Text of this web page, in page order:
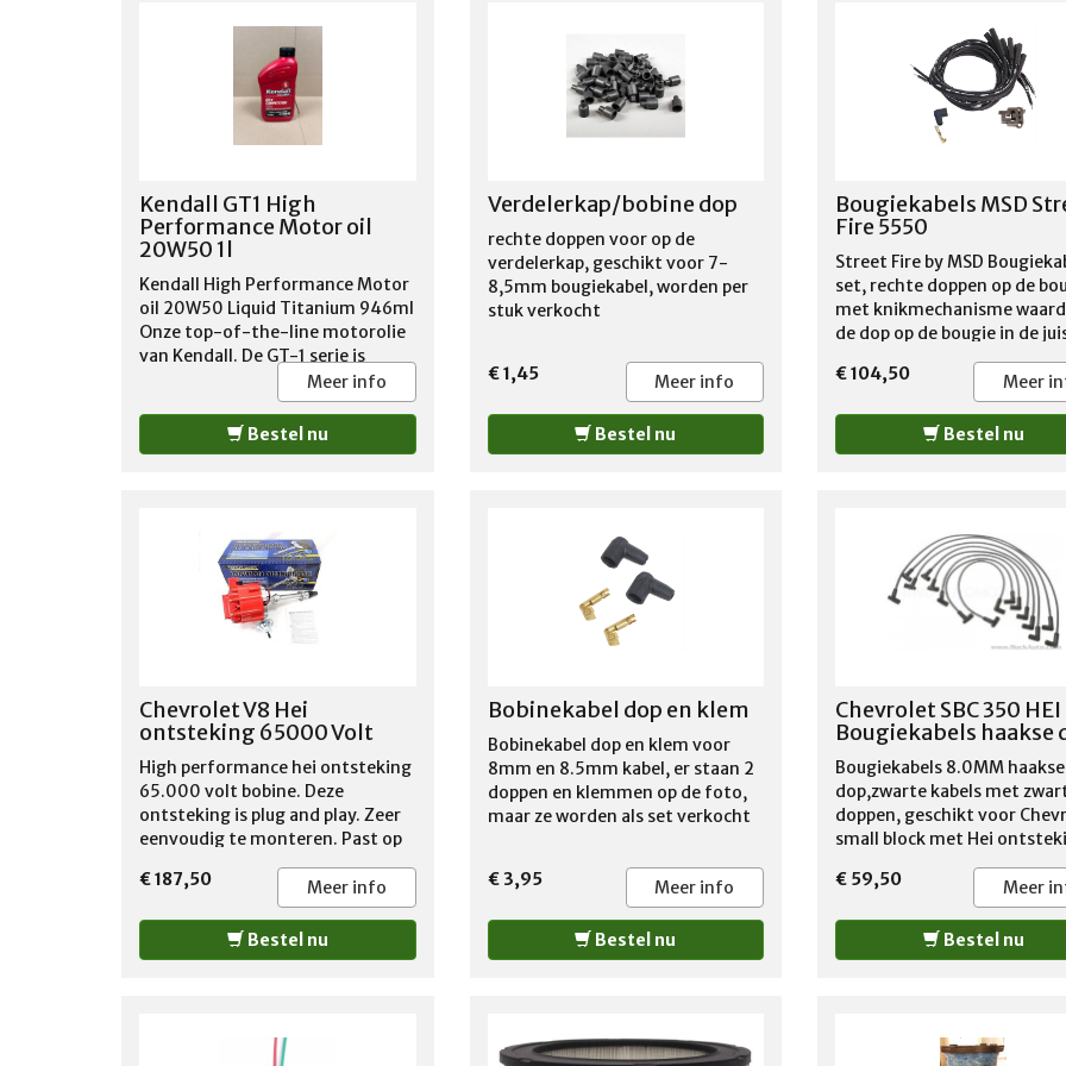
afgeknipte kabel kan niet
worden gezonden !!
Kendall GT1 High
Performance Motor oil
20W50 1l
Kendall High Performance Motor
oil 20W50 Liquid Titanium 946ml
Onze top-of-the-line motorolie
van Kendall. De GT-1 serie is
speciaal ontwikkeld voor
Amerikaanse V8 motoren met
een zwaardere belasting of
groter vermogen. De speciale
zware bedrijfsomstandigheden.
Overigens adviseren wij deze
motorolie ook voor de standaard
V8 motoren vanwege deze
uitstekende smeer
1988.
Meer info
Bestel nu
Verdelerkap/bobine dop
rechte doppen voor op de
verdelerkap, geschikt voor 7-
8,5mm bougiekabel, worden per
stuk verkocht
€ 1,45 Meer info
Bestel nu
Bougiekabels MSD
Fire 5550
Street Fire by MSD
set, rechte doppen op de
met knikmechanisme
de dop op de bougie in de
stand gezet kan worden om
contact met de uitlaat te
vermijden, geschikt voor op
HEI ontsteking mannelijke
aansluiting , De
link hieronder
https://www.youtube.com/
v=AZCm2RBQ7-E&t=135s
€ 104,50 Meer
Bestel nu
Chevrolet V8 Hei
ontsteking 65000 Volt
High performance hei ontsteking
65.000 volt bobine. Deze
ontsteking is plug and play. Zeer
eenvoudig te monteren. Past op
Chevrolet small en big block
carburateur motoren. Kleur
verdelerkap kan afwijken. Foto
kan afwijken.
€ 187,50 Meer info
Bestel nu
Bobinekabel dop en klem
Bobinekabel dop en klem voor
8mm en 8.5mm kabel, er staan 2
doppen en klemmen op de foto,
maar ze worden als set verkocht
€ 3,95
Meer info
Bestel nu
Chevrolet SBC 350 HEI
Bougiekabels haakse
Bougiekabels 8.0MM haakse
dop,zwarte kabels met
doppen, geschikt voor
small block met Hei
€ 59,50
Meer
Bestel nu